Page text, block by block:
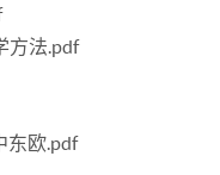
方法.pdf
东欧.pdf